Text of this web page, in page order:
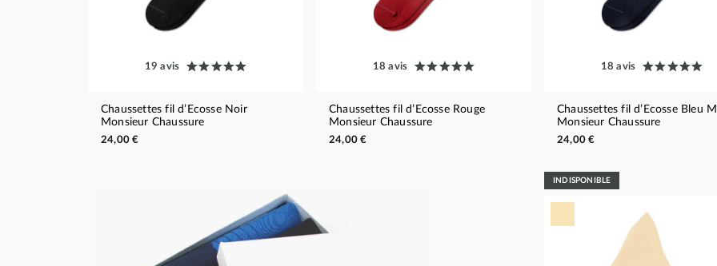
19 avis
Chaussettes fil d’Ecosse Noir
Monsieur Chaussure
24,00 €
18 avis
Chaussettes fil d’Ecosse Rouge
Monsieur Chaussure
24,00 €
18 avis
Chaussettes fil d’Ecosse Bleu
Monsieur Chaussure
24,00 €
INDISPONIBLE